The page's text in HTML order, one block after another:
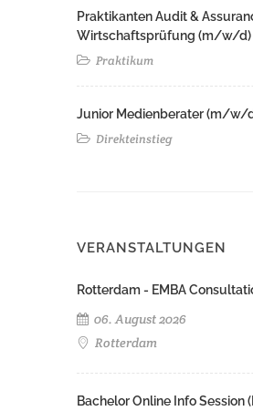
Praktikanten Audit &
Wirtschaftsprüfung (m/w/d)
Praktikum
Junior Medienberater (m/w/
Direkteinstieg
VERANSTALTUNGEN
Rotterdam - EMBA
06. August 2026
Rotterdam
Bachelor Online Info Session